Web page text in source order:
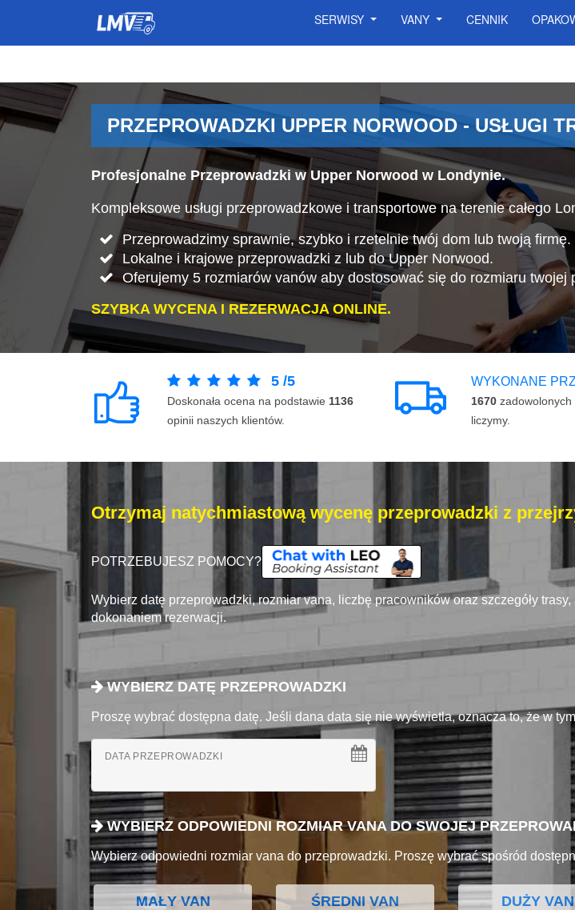
SERWISY VANY CENNIK
PRZEPROWADZKI UPPER NORWOOD - USŁUGI
Profesjonalne Przeprowadzki w Upper Norwood w Londynie.
Kompleksowe usługi przeprowadzkowe i transportowe na terenie całego
Przeprowadzimy sprawnie, szybko i rzetelnie twój dom lub twoją firmę.
Lokalne i krajowe przeprowadzki z lub do Upper Norwood.
Oferujemy 5 rozmiarów vanów aby dostosować się do rozmiaru twojej
SZYBKA WYCENA I REZERWACJA ONLINE.
5 /5
Doskonała ocena na podstawie 1136
opinii naszych klientów.
WYKONANE
1670
liczymy.
Otrzymaj natychmiastową wycenę przeprowadzki z
POTRZEBUJESZ POMOCY?
Wybierz datę przeprowadzki, rozmiar vana, liczbę pracowników oraz szczegóły
dokonaniem rezerwacji.
WYBIERZ DATĘ PRZEPROWADZKI
Proszę wybrać dostępna datę. Jeśli dana data się nie wyświetla, oznacza to, że w
DATA PRZEPROWADZKI
WYBIERZ ODPOWIEDNI ROZMIAR VANA DO SWOJEJ
Wybierz odpowiedni rozmiar vana do przeprowadzki. Proszę wybrać spośród
MAŁY VAN ŚREDNI VAN DUŻY VAN